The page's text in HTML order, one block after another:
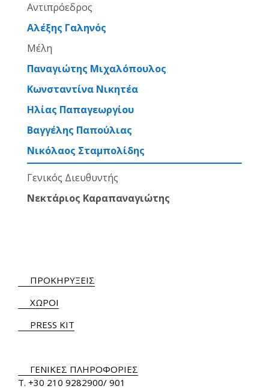
Αντιπρόεδρος
Αλέξης Γαληνός
Μέλη
Παναγιώτης Μιχαλόπουλος
Κωνσταντίνα Νικητέα
Ηλίας Παπαγεωργίου
Βαγγέλης Παπούλιας
Νικόλαος Σταμπολίδης
Γενικός Διευθυντής
Νεκτάριος Καραπαναγιώτης
ΠΡΟΚΗΡΥΞΕΙΣ
ΧΩΡΟΙ
PRESS KIT
ΓΕΝΙΚΕΣ ΠΛΗΡΟΦΟΡΙΕΣ
Τ. +30 210 9282900/ 901